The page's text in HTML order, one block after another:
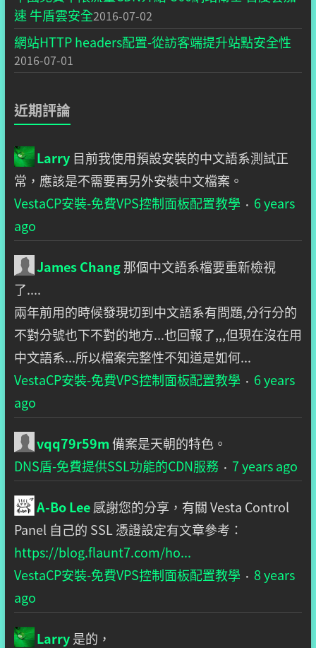
速 牛盾雲安全2016-07-02
網站HTTP headers配置-從訪客端提升站點安全性
2016-07-01
近期評論
Larry 目前我使用預設安裝的中文語系測試正
常，應該是不需要再另外安裝中文檔案。
VestaCP安裝-免費VPS控制面板配置教學 · 6 years
ago
James Chang 那個中文語系檔要重新檢視
了....
兩年前用的時候發現切到中文語系有問題,分行分的
不對分號也下不對的地方...也回報了,,,但現在沒在用
中文語系...所以檔案完整性不知道是如何...
VestaCP安裝-免費VPS控制面板配置教學 · 6 years
ago
vqq79r59m備案是天朝的特色。
DNS盾-免費提供SSL功能的CDN服務· 7 years ago
A-Bo Lee 感謝您的分享，有關 Vesta Control
Panel 自己的 SSL 憑證設定有文章參考：
https://blog.flaunt7.com/ho...
VestaCP安裝-免費VPS控制面板配置教學 · 8 years
ago
Larry 是的，